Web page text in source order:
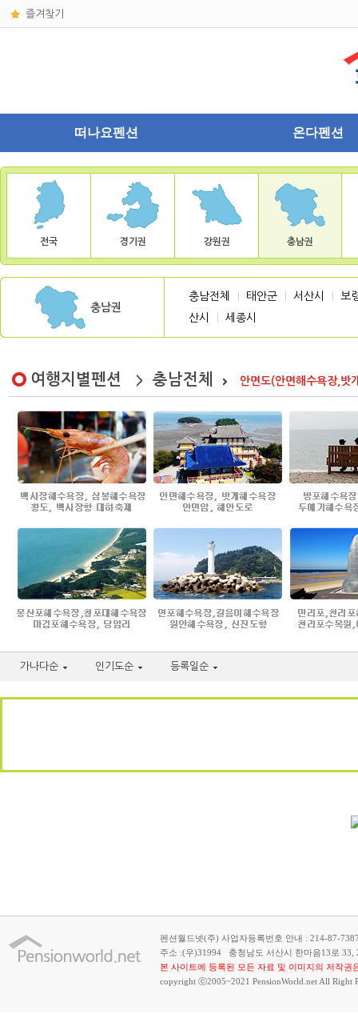
즐겨찾기
떠나요펜션 온다펜션
전국 경기권 강원권 충남권
충남권
충남전체 태안군 서산시
보
산시
세종시
여행지별펜션 > 충남전체 안면도(안면해수욕장,밧
가나다순 인기도순 등록일순
펜션월드넷(주) 사업자등록번호 안내 : 214-87-
주소 :(우)31994 충청남도 서산시 한마음13로 33,
본 사이트에 등록된 모든 자료 및 이미지의 저작
copyright ⓒ2005~2021 PensionWorld.net All Right